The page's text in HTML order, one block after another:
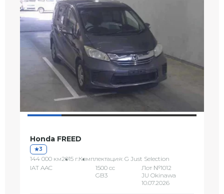
Honda FREED
3
144 000 км2015 г.Комплектация: G Just Selection
IAT AAC
1500 сс
GB3
Лот №1012
JU Okinawa
10.07.2026